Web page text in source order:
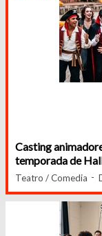
Casting
temporada de
Teatro / Comedia